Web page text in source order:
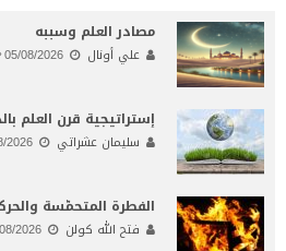
مصادر العلم وسببه
علي أونال 05/08/2026
إستراتيجية قرن العلم
سليمان عشراتي 2026
الفطرة المتحمّسة
فتح الله كولن 2026